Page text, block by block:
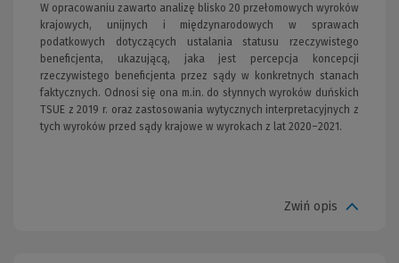
W opracowaniu zawarto analizę blisko 20 przełomowych wyroków
krajowych, unijnych i międzynarodowych w sprawach
podatkowych dotyczących ustalania statusu rzeczywistego
beneficjenta, ukazującą, jaka jest percepcja koncepcji
rzeczywistego beneficjenta przez sądy w konkretnych stanach
faktycznych. Odnosi się ona m.in. do słynnych wyroków duńskich
TSUE z 2019 r. oraz zastosowania wytycznych interpretacyjnych z
tych wyroków przed sądy krajowe w wyrokach z lat 2020–2021.
Zwiń opis